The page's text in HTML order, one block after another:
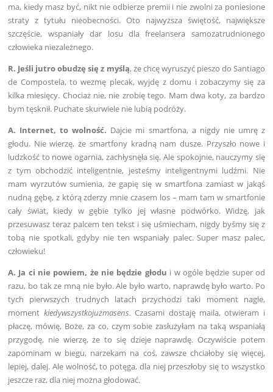
ma, kiedy masz być, nikt nie odbierze premii i nie zwolni za poniesione
straty z tytułu nieobecności. Oto najwyższa świętość, największe
szczęście, wspaniały dar losu dla freelansera samozatrudnionego
człowieka niezależnego.
R. Jeśli jutro obudzę się z myślą, że chcę wyruszyć pieszo do Santiago
de Compostela, to wezmę plecak, wyjdę z domu i zobaczymy się za
kilka miesięcy. Chociaż nie, nie zrobię tego. Mam dwa koty, za bardzo
bym tęsknił. Puchate skurwiele nie lubią podróży.
A. Internet, to wolność. Dajcie mi smartfona, a nigdy nie umrę z
głodu. Nie wierzę, że smartfony kradną nam dusze. Przyszło nowe i
ludzkość to nowe ogarnia, zachłysnęła się. Ale spokojnie, nauczymy się
z tym obchodzić inteligentnie, jesteśmy inteligentnymi ludźmi. Nie
mam wyrzutów sumienia, że gapię się w smartfona zamiast w jakąś
nudną gębę, z którą zderzy mnie czasem los – mam tam w smartfonie
cały świat, kiedy w gębie tylko jej własne podwórko. Widzę, jak
przesuwasz teraz palcem ten tekst i się uśmiecham, nigdy byśmy się z
tobą nie spotkali, gdyby nie ten wspaniały palec. Super masz palec,
człowieku!
A. Ja ci nie powiem, że nie będzie głodu i w ogóle będzie super od
razu, bo tak ze mną nie było. Ale było warto, naprawdę było warto. Po
tych pierwszych trudnych latach przychodzi taki moment nagle,
moment kiedywszystkojużmasens. Czasami dostaję maila, otwieram i
płaczę, mówię, Boże, za co, czym sobie zasłużyłam na taką wspaniałą
przygodę, nie wierzę, że to się dzieje naprawdę. Oczywiście potem
zapominam w biegu, narzekam na coś, zawsze chciałoby się więcej,
lepiej, dalej. Ale wolność, to potęga, dla niej przeszłoby się to wszystko
jeszcze raz, dla niej można głodować.